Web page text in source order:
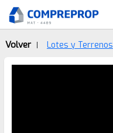
Volver| Lotes y Terrenos